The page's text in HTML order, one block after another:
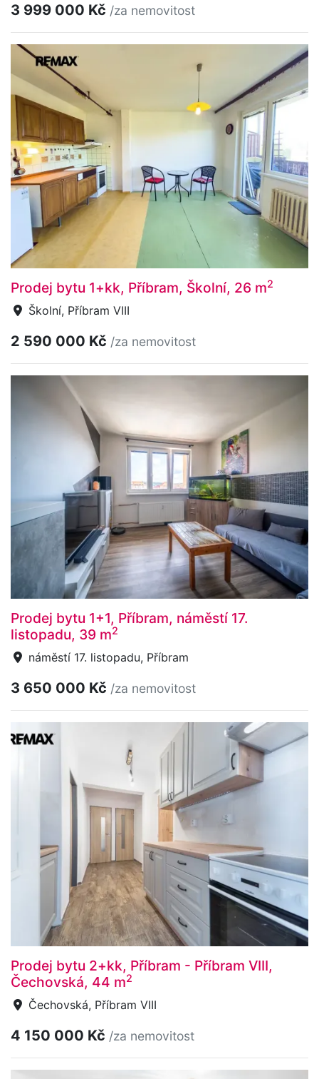
3 999 000 Kč /za nemovitost
Prodej bytu 1+kk, Příbram, Školní, 26 m2
Školní, Příbram VIII
2 590 000 Kč /za nemovitost
Prodej bytu 1+1, Příbram, náměstí 17.
listopadu, 39 m2
náměstí 17. listopadu, Příbram
3 650 000 Kč /za nemovitost
Prodej bytu 2+kk, Příbram - Příbram VIII,
Čechovská, 44 m2
Čechovská, Příbram VIII
4 150 000 Kč /za nemovitost